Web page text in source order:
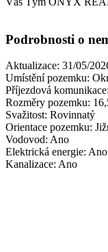
Podrobnosti o
Aktualizace: 31/05/
Umístění pozemku:
Příjezdová komunikace:
Rozměry pozemku:
Svažitost: Rovinnatý
Orientace pozemku:
Vodovod: Ano
Elektrická energie: Ano
Kanalizace: Ano